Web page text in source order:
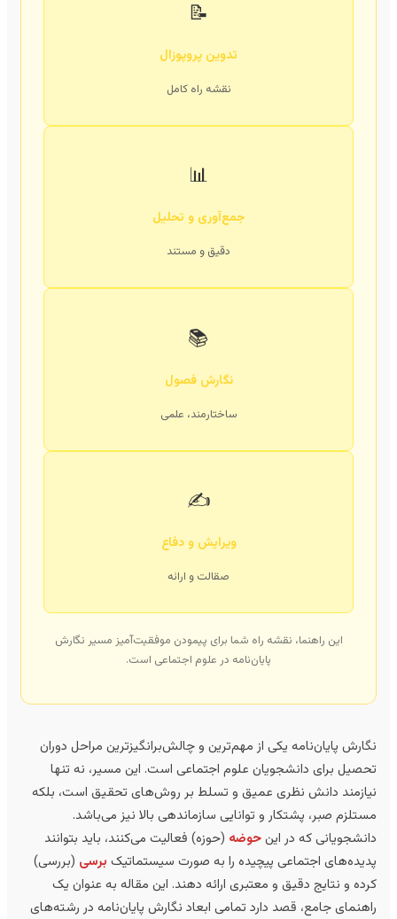
تدوین پروپوزال
نقشه راه کامل
جمع‌آوری و تحلیل
دقیق و مستند
نگارش فصول
ساختارمند، علمی
ویرایش و دفاع
صقالت و ارائه
این راهنما، نقشه راه شما برای پیمودن موفقیت‌آمیز مسیر نگارش
پایان‌نامه در علوم اجتماعی است.
پایان‌نامه یکی از مهم‌ترین و چالش‌برانگیزترین مراحل دوران
برای دانشجویان علوم اجتماعی است. این مسیر، نه تنها
دانش نظری عمیق و تسلط بر روش‌های تحقیق است، بلکه
صبر، پشتکار و توانایی سازماندهی بالا نیز می‌باشد.
که در اینحوضه(حوزه) فعالیت می‌کنند، باید بتوانند
اجتماعی پیچیده را به صورت سیستماتیکبرسی (بررسی)
و نتایج دقیق و معتبری ارائه دهند. این مقاله به عنوان یک
جامع، قصد دارد تمامی ابعاد نگارش پایان‌نامه در رشته‌های